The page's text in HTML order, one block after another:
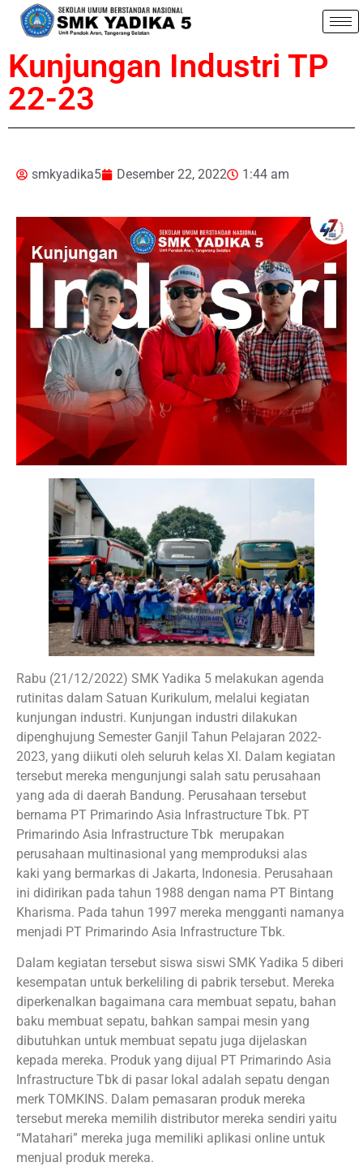
Kunjungan Industri TP
22-23
smkyadika5 Desember 22, 2022 1:44 am
Rabu (21/12/2022) SMK Yadika 5 melakukan agenda
rutinitas dalam Satuan Kurikulum, melalui kegiatan
kunjungan industri. Kunjungan industri dilakukan
dipenghujung Semester Ganjil Tahun Pelajaran 2022-
2023, yang diikuti oleh seluruh kelas XI. Dalam kegiatan
tersebut mereka mengunjungi salah satu perusahaan
yang ada di daerah Bandung. Perusahaan tersebut
bernama PT Primarindo Asia Infrastructure Tbk. PT
Primarindo Asia Infrastructure Tbk merupakan
perusahaan multinasional yang memproduksi alas
kaki yang bermarkas di Jakarta, Indonesia. Perusahaan
ini didirikan pada tahun 1988 dengan nama PT Bintang
Kharisma. Pada tahun 1997 mereka mengganti namanya
menjadi PT Primarindo Asia Infrastructure Tbk.
Dalam kegiatan tersebut siswa siswi SMK Yadika 5 diberi
kesempatan untuk berkeliling di pabrik tersebut. Mereka
diperkenalkan bagaimana cara membuat sepatu, bahan
baku membuat sepatu, bahkan sampai mesin yang
dibutuhkan untuk membuat sepatu juga dijelaskan
kepada mereka. Produk yang dijual PT Primarindo Asia
Infrastructure Tbk di pasar lokal adalah sepatu dengan
merk TOMKINS. Dalam pemasaran produk mereka
tersebut mereka memilih distributor mereka sendiri yaitu
“Matahari” mereka juga memiliki aplikasi online untuk
menjual produk mereka.